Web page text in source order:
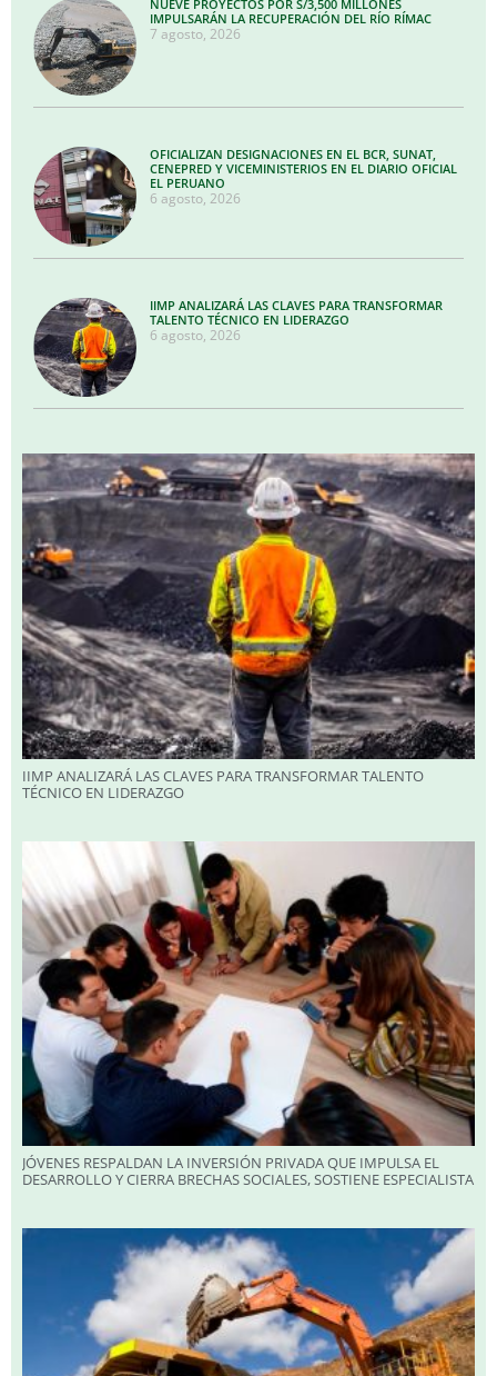
NUEVE PROYECTOS POR S/3,500 MILLONES
IMPULSARÁN LA RECUPERACIÓN DEL RÍO RÍMAC
7 agosto, 2026
OFICIALIZAN DESIGNACIONES EN EL BCR, SUNAT,
CENEPRED Y VICEMINISTERIOS EN EL DIARIO OFICIAL
EL PERUANO
6 agosto, 2026
IIMP ANALIZARÁ LAS CLAVES PARA TRANSFORMAR
TALENTO TÉCNICO EN LIDERAZGO
6 agosto, 2026
IIMP ANALIZARÁ LAS CLAVES PARA TRANSFORMAR TALENTO
TÉCNICO EN LIDERAZGO
JÓVENES RESPALDAN LA INVERSIÓN PRIVADA QUE IMPULSA EL
DESARROLLO Y CIERRA BRECHAS SOCIALES, SOSTIENE ESPECIALISTA